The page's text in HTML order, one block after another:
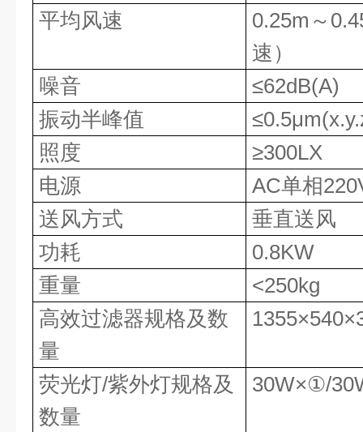
平均风速
0.25m～
速）
噪音
≤62dB(A)
振动半峰值
照度
≥300LX
电源
AC单相
送风方式
垂直送风
功耗
0.8KW
重量
<250kg
高效过滤器规格及数
量
荧光灯/紫外灯规格及
数量
30W×①/